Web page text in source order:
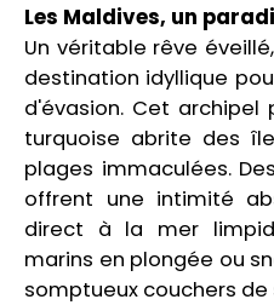
Les Maldives, un
Un véritable rêve
destination idyllique
d'évasion. Cet archipel
turquoise abrite des
plages immaculées.
offrent une intimité
direct à la mer
marins en plongée ou
somptueux couchers de